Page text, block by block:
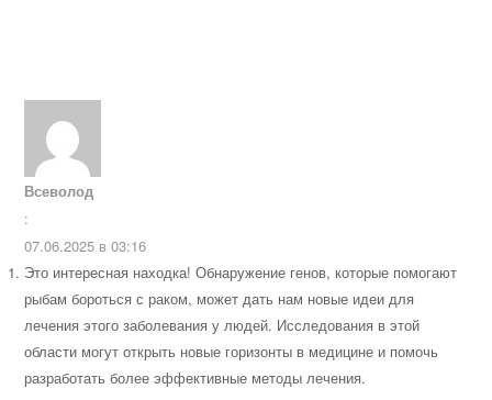
Всеволод
:
07.06.2025 в 03:16
Это интересная находка! Обнаружение генов, которые помогают
рыбам бороться с раком, может дать нам новые идеи для
лечения этого заболевания у людей. Исследования в этой
области могут открыть новые горизонты в медицине и помочь
разработать более эффективные методы лечения.